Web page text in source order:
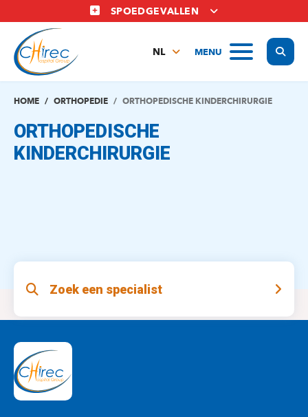
en
naar
inhoud
gaan
SPOEDGEVALLEN
MENU
NL
EN
HOME ORTHOPEDIE ORTHOPEDISCHE KINDERCHIRURGIE
ORTHOPEDISCHE
KINDERCHIRURGIE
Zoek een specialist